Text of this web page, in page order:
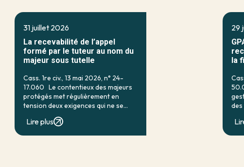
31 juillet 2026
La recevabilité de l’appel
formé par le tuteur au nom du
majeur sous tutelle
Cass. 1re civ., 13 mai 2026, n° 24-
17.060 Le contentieux des majeurs
protégés met régulièrement en
tension deux exigences qui ne se
recouvrent qu’imparfaitement : d’un
côté, la nécessité d’assurer une
Lire plus
29
la
des
en